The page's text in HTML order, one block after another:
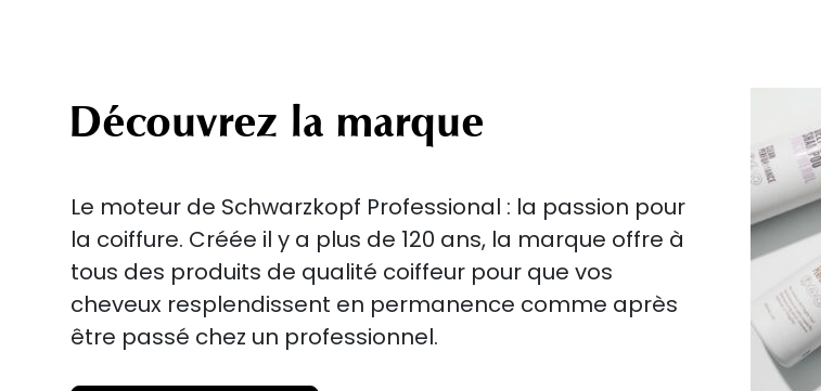
Découvrez la marque
Le moteur de Schwarzkopf Professional : la passion pour
la coiffure. Créée il y a plus de 120 ans, la marque offre à
tous des produits de qualité coiffeur pour que vos
cheveux resplendissent en permanence comme après
être passé chez un professionnel.